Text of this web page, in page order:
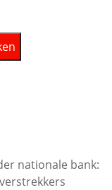
nationale bank: